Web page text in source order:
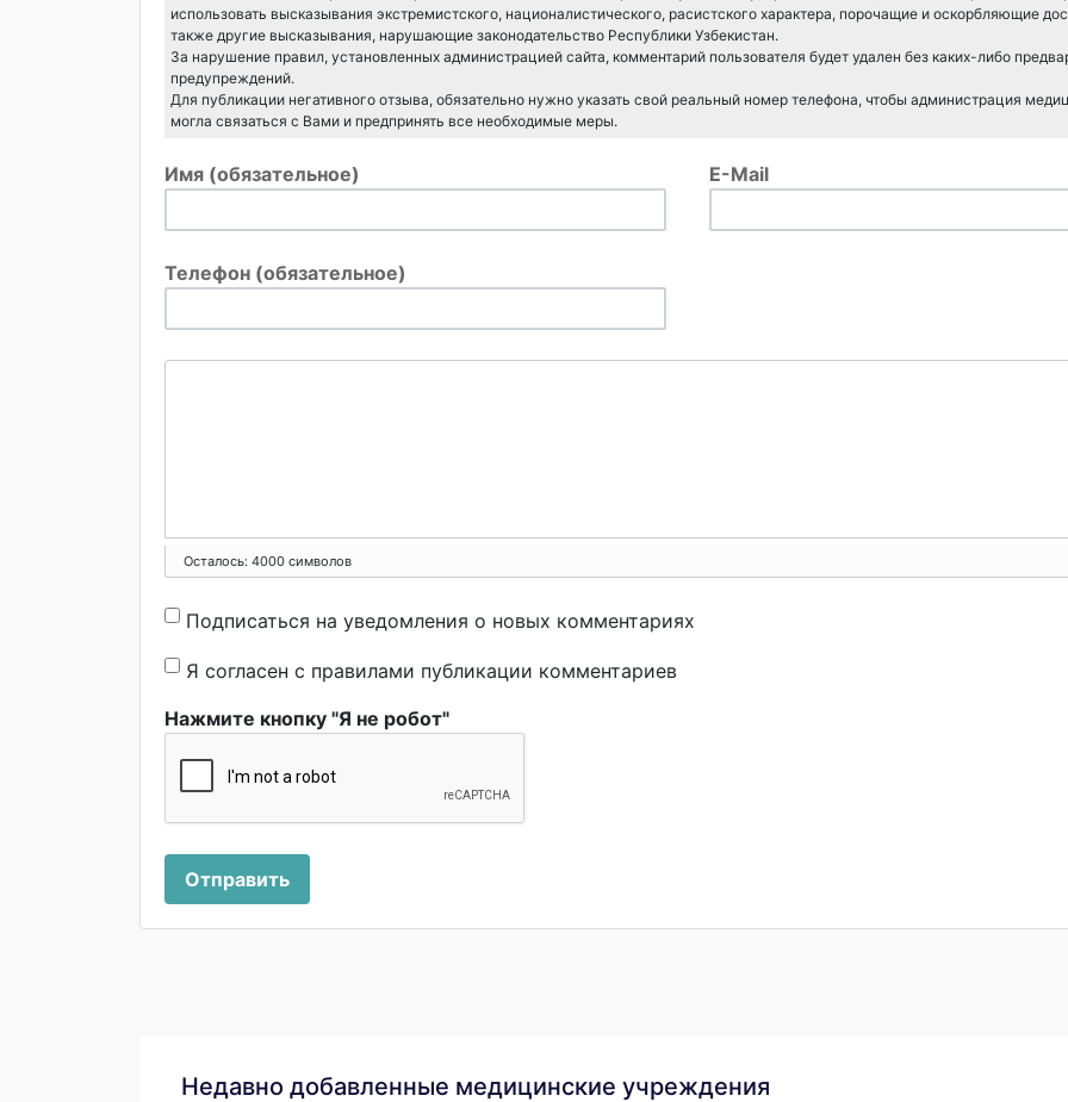
использовать высказывания экстремистского, националистического, расистского характера, порочащие и оскорбляющие
также другие высказывания, нарушающие законодательство Республики Узбекистан.
За нарушение правил, установленных администрацией сайта, комментарий пользователя будет удален без каких-либо
предупреждений.
Для публикации негативного отзыва, обязательно нужно указать свой реальный номер телефона, чтобы администрация
могла связаться с Вами и предпринять все необходимые меры.
Имя (обязательное) E-Mail
Телефон (обязательное)
Осталось: 4000 символов
Подписаться на уведомления о новых комментариях
Я согласен с правилами публикации комментариев
Нажмите кнопку "Я не робот"
Отправить
Недавно добавленные медицинские учреждения